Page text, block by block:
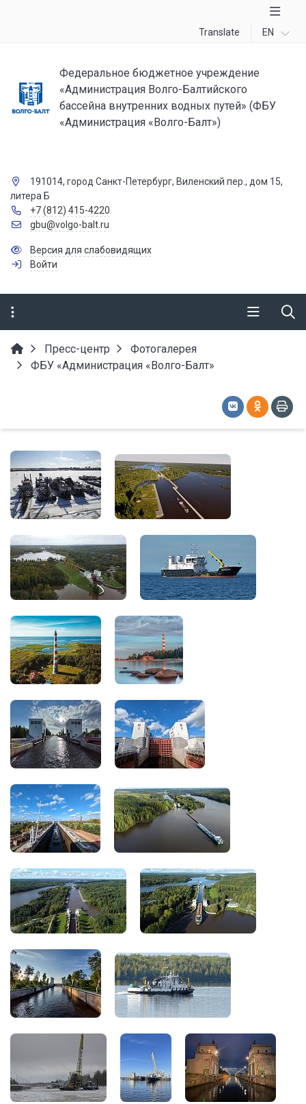
Translate EN
Федеральное бюджетное учреждение
«Администрация Волго-Балтийского
бассейна внутренних водных путей» (ФБУ
«Администрация «Волго-Балт»)
191014, город Санкт-Петербург, Виленский пер., дом 15,
литера Б
+7 (812) 415-4220
gbu@volgo-balt.ru
Версия для слабовидящих
Войти
Пресс-центр
Фотогалерея
ФБУ «Администрация «Волго-Балт»